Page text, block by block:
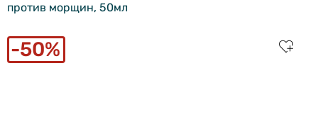
против морщин, 50мл
50%